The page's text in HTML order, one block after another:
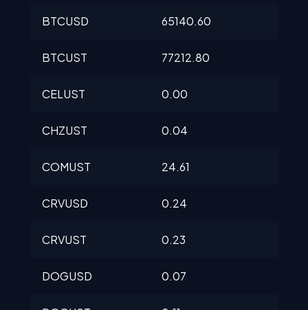
BTCUSD 65140.60
BTCUST 77212.80
CELUST 0.00
CHZUST 0.04
COMUST 24.61
CRVUSD 0.24
CRVUST 0.23
DOGUSD 0.07